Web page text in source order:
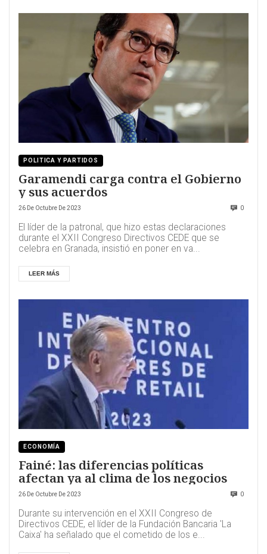
POLITICA Y PARTIDOS
Garamendi carga contra el Gobierno
y sus acuerdos
26 De Octubre De 2023 0
El líder de la patronal, que hizo estas declaraciones
durante el XXII Congreso Directivos CEDE que se
celebra en Granada, insistió en poner en va...
LEER MÁS
ECONOMÍA
Fainé: las diferencias políticas
afectan ya al clima de los negocios
26 De Octubre De 2023 0
Durante su intervención en el XXII Congreso de
Directivos CEDE, el líder de la Fundación Bancaria 'La
Caixa' ha señalado que el cometido de los e...